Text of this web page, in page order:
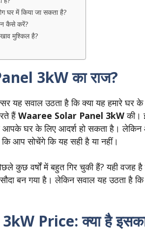
घर में किया जा सकता है?
कैसे करें?
मुश्किल है?
3kW का राज?
सवाल उठता है कि क्या यह हमारे घर के
हैं Waaree Solar Panel 3kWकी।
आपके घर के लिए आदर्श हो सकता है।
कि आप सोचेंगे कि यह सही है या नहीं।
कुछ वर्षों में बहुत गिर चुकी हैं? यही वजह
बन गया है। लेकिन सवाल यह उठता है
Price: क्या है